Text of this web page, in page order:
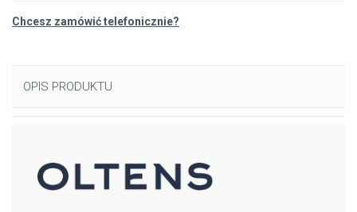
Chcesz zamówić telefonicznie?
OPIS PRODUKTU